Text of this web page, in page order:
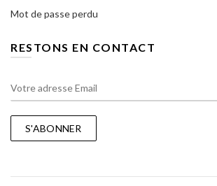
Mot de passe perdu
RESTONS EN CONTACT